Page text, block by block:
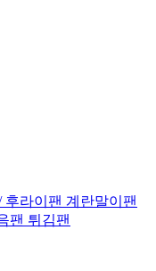
후라이팬 계란말이팬
팬 튀김팬